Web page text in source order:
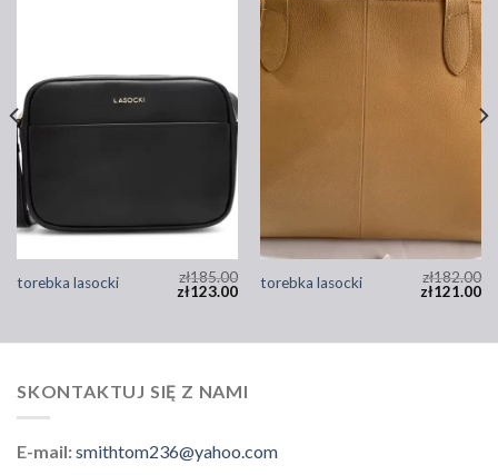
torebka lasocki zł185.00
zł123.00 torebka lasocki zł182.00
zł121.00
SKONTAKTUJ SIĘ Z NAMI
E-mail:smithtom236@yahoo.com